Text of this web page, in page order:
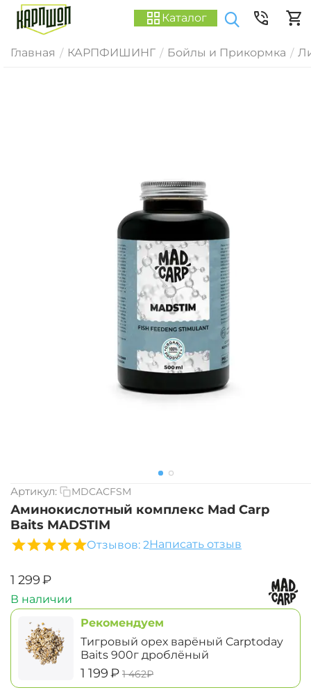
Каталог
Главная / КАРПФИШИНГ / Бойлы и Прикормка /
Артикул: MDCACFSM
Аминокислотный комплекс Mad Carp
Baits MADSTIM
Отзывов: 2Написать отзыв
‍1 299‍₽
В наличии
Рекомендуем
Тигровый орех варёный Carptoday
Baits 900г дроблёный
‍1 199‍₽ ‍1 462‍₽